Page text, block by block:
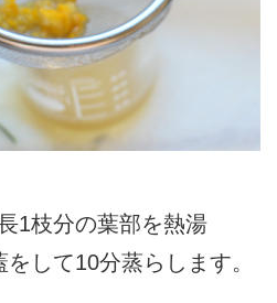
1枝分の葉部を熱湯
して10分蒸らします。